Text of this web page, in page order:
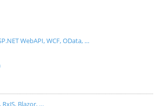
WebAPI, WCF, OData, …
Blazor, …